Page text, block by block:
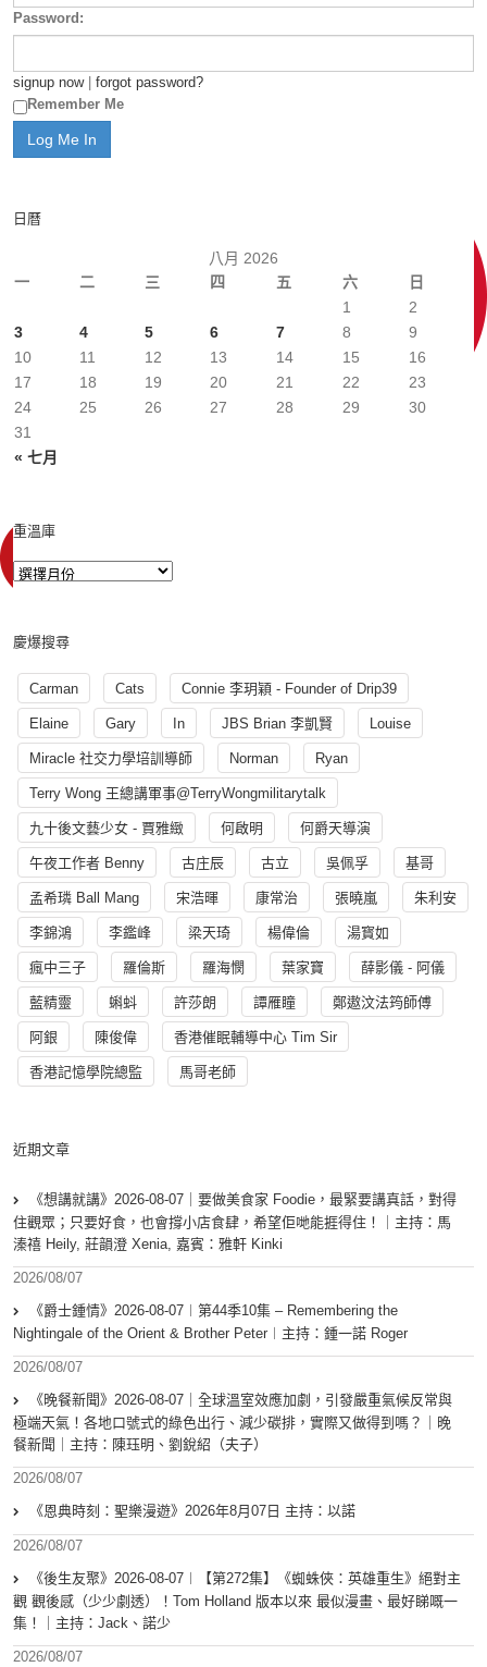
Password:
signup now| forgot password?
Remember Me
日曆
八月 2026
一
二 三 四 五 六 日
« 七月
1
2
3
4 5 6 7 8
9
10
11 12 13 14 15
16
17
18 19 20 21 22
23
24
25 26 27 28 29
30
31
重溫庫
慶爆搜尋
Carman Cats Connie 李玥穎 - Founder of Drip39
Elaine Gary In JBS Brian 李凱賢 Louise
Miracle 社交力學培訓導師 Norman Ryan
Terry Wong 王總講軍事@TerryWongmilitarytalk
九十後文藝少女 - 賈雅緻 何啟明 何爵天導演
午夜工作者 Benny 古庄辰 古立 吳佩孚 基哥
孟希璘 Ball Mang 宋浩暉 康常治 張曉嵐 朱利安
李錦鴻 李鑑峰 梁天琦 楊偉倫 湯寳如
瘋中三子 羅倫斯 羅海憫 葉家寶 薛影儀 - 阿儀
藍精靈 蝌蚪 許莎朗 譚雁瞳 鄭遨汶法筠師傅
阿銀 陳俊偉 香港催眠輔導中心 Tim Sir
香港記憶學院總監 馬哥老師
近期文章
《想講就講》2026-08-07｜要做美食家 Foodie，最緊要講真話，對得
住觀眾；只要好食，也會撐小店食肆，希望佢哋能捱得住！｜主持：馬
溱禧 Heily, 莊韻澄 Xenia, 嘉賓：雅軒 Kinki
2026/08/07
《爵士鍾情》2026-08-07︱第44季10集 – Remembering the
Nightingale of the Orient & Brother Peter︱主持：鍾一諾 Roger
2026/08/07
《晚餐新聞》2026-08-07｜全球溫室效應加劇，引發嚴重氣候反常與
極端天氣！各地口號式的綠色出行、減少碳排，實際又做得到嗎？｜晚
餐新聞｜主持：陳珏明、劉銳紹（夫子）
2026/08/07
《恩典時刻：聖樂漫遊》2026年8月07日 主持：以諾
2026/08/07
《後生友聚》2026-08-07︱【第272集】《蜘蛛俠：英雄重生》絕對主
觀 觀後感（少少劇透）！Tom Holland 版本以來 最似漫畫、最好睇嘅一
集！｜主持：Jack、諾少
2026/08/07